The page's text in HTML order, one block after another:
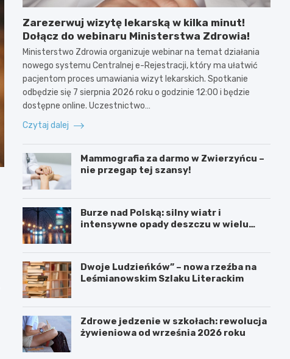
Zarezerwuj wizytę lekarską w kilka minut!
Dołącz do webinaru Ministerstwa Zdrowia!
Ministerstwo Zdrowia organizuje webinar na temat działania
nowego systemu Centralnej e-Rejestracji, który ma ułatwić
pacjentom proces umawiania wizyt lekarskich. Spotkanie
odbędzie się 7 sierpnia 2026 roku o godzinie 12:00 i będzie
dostępne online. Uczestnictwo…
Czytaj dalej
Mammografia za darmo w Zwierzyńcu –
nie przegap tej szansy!
Burze nad Polską: silny wiatr i
intensywne opady deszczu w wielu
Dwoje Ludzieńków” – nowa rzeźba na
Leśmianowskim Szlaku Literackim
Zdrowe jedzenie w szkołach: rewolucja
żywieniowa od września 2026 roku